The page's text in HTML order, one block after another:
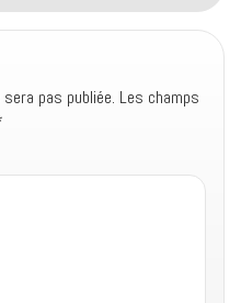
pas publiée. Les champs